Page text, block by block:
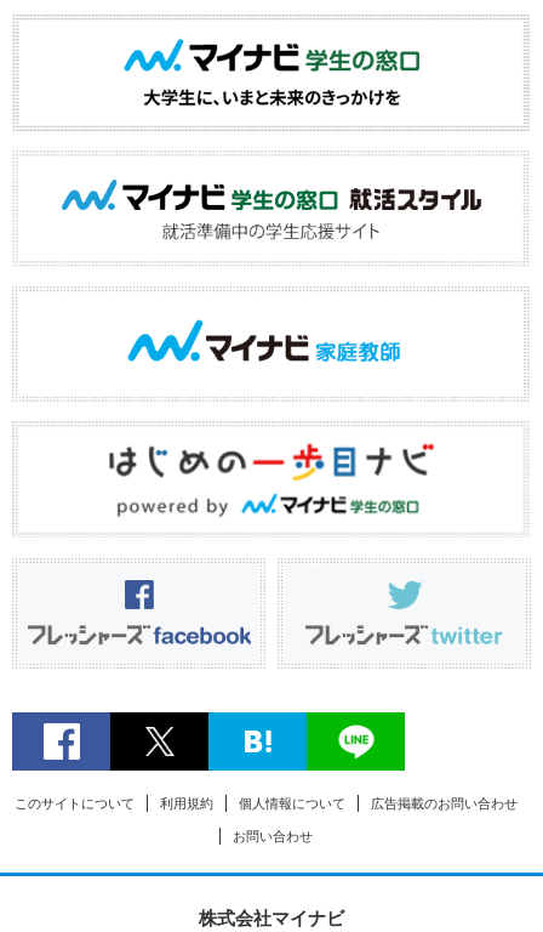
このサイトについて 利用規約 個人情報について 広告掲載のお問い合わせ
お問い合わせ
株式会社マイナビ